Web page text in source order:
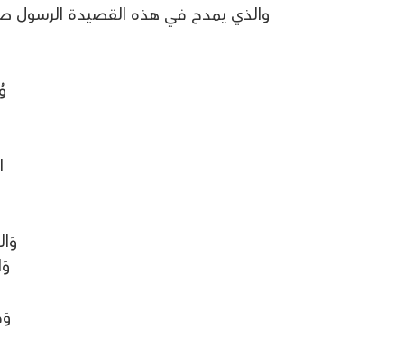
والذي يمدح في هذه القصيدة الرسول